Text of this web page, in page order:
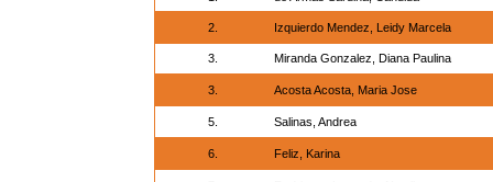
2. Izquierdo Mendez, Leidy Marcela
3. Miranda Gonzalez, Diana Paulina
3. Acosta Acosta, Maria Jose
5. Salinas, Andrea
6. Feliz, Karina